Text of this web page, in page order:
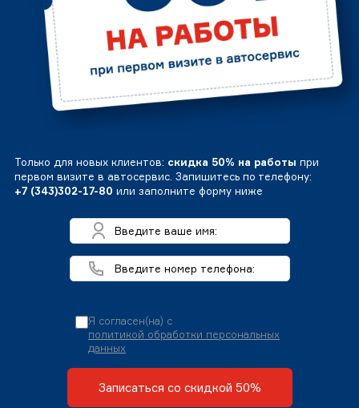
Только для новых клиентов: скидка 50% на работы при
первом визите в автосервис. Запишитесь по телефону:
+7 (343)302-17-80 или заполните форму ниже
Я согласен(на) с
политикой обработки персональных
данных
Записаться со скидкой 50%